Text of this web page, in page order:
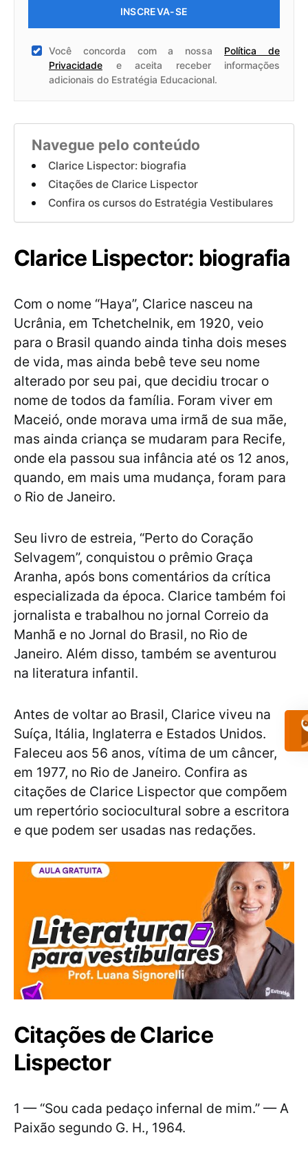
INSCREVA-SE
Você concorda com a nossa Política de
Privacidade e aceita receber informações
adicionais do Estratégia Educacional.
Navegue pelo conteúdo
Clarice Lispector: biografia
Citações de Clarice Lispector
Confira os cursos do Estratégia Vestibulares
Clarice Lispector: biografia
Com o nome “Haya”, Clarice nasceu na
Ucrânia, em Tchetchelnik, em 1920, veio
para o Brasil quando ainda tinha dois meses
de vida, mas ainda bebê teve seu nome
alterado por seu pai, que decidiu trocar o
nome de todos da família. Foram viver em
Maceió, onde morava uma irmã de sua mãe,
mas ainda criança se mudaram para Recife,
onde ela passou sua infância até os 12 anos,
quando, em mais uma mudança, foram para
o Rio de Janeiro.
Seu livro de estreia, “Perto do Coração
Selvagem”, conquistou o prêmio Graça
Aranha, após bons comentários da crítica
especializada da época. Clarice também foi
jornalista e trabalhou no jornal Correio da
Manhã e no Jornal do Brasil, no Rio de
Janeiro. Além disso, também se aventurou
na literatura infantil.
Antes de voltar ao Brasil, Clarice viveu na
Suíça, Itália, Inglaterra e Estados Unidos.
Faleceu aos 56 anos, vítima de um câncer,
em 1977, no Rio de Janeiro. Confira as
citações de Clarice Lispector que compõem
um repertório sociocultural sobre a escritora
e que podem ser usadas nas redações.
Citações de Clarice
Lispector
1 — “Sou cada pedaço infernal de mim.” — A
Paixão segundo G. H., 1964.